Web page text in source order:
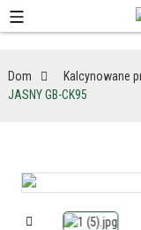
Dom Kalcynowane
JASNY GB-CK95